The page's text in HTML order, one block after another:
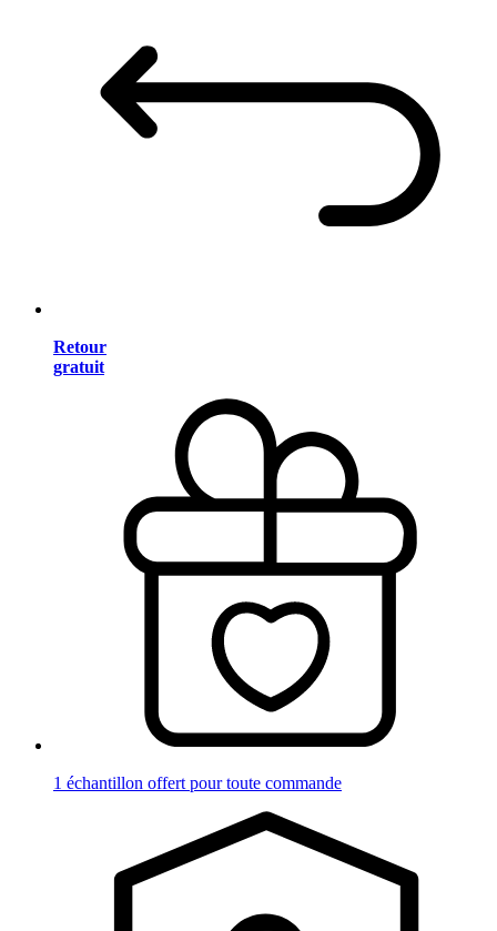
Retour
gratuit
1 échantillon offert pour toute commande